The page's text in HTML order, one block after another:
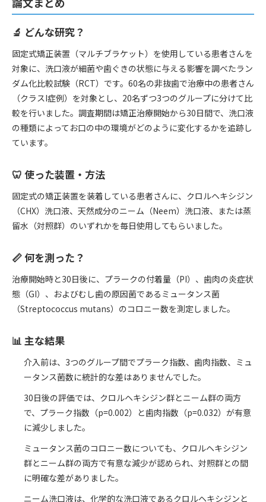
🔬 どんな研究？
固定式矯正装置（マルチブラケット）を使用している患者さんを
対象に、洗口液が細菌や歯ぐきの状態に与える影響を調べたラン
ダム化比較試験（RCT）です。60名の非抜歯で治療中の患者さん
（クラスI症例）を対象とし、20名ずつ3つのグループに分けて比
較を行いました。調査期間は矯正治療開始から30日間で、洗口液
の種類によってお口の中の環境がどのように変化するかを追跡し
ています。
🦷 使った装置・方法
固定式の矯正装置を装着している患者さんに、クロルヘキシジン
（CHX）洗口液、天然成分のニーム（Neem）洗口液、または蒸
留水（対照群）のいずれかを毎日使用してもらいました。
📏 何を測った？
治療開始時と30日後に、プラークの付着量（PI）、歯肉の炎症状
態（GI）、およびむし歯の原因菌であるミュータンス菌
（Streptococcus mutans）のコロニー数を測定しました。
📊 主な結果
介入前は、3つのグループ間でプラーク指数、歯肉指数、ミュ
ータンス菌数に統計的な差はありませんでした。
30日後の評価では、クロルヘキシジン群とニーム群の両方
で、プラーク指数（p=0.002）と歯肉指数（p=0.032）が有意
に減少しました。
ミュータンス菌のコロニー数についても、クロルヘキシジン
群とニーム群の両方で有意な減少が認められ、対照群との間
に明確な差がありました。
ニーム洗口液は、化学的な洗口液であるクロルヘキシジンと